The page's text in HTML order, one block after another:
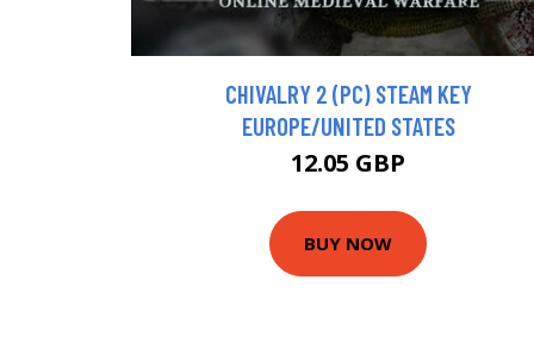
CHIVALRY 2 (PC) STEAM KEY
EUROPE/UNITED STATES
12.05 GBP
BUY NOW